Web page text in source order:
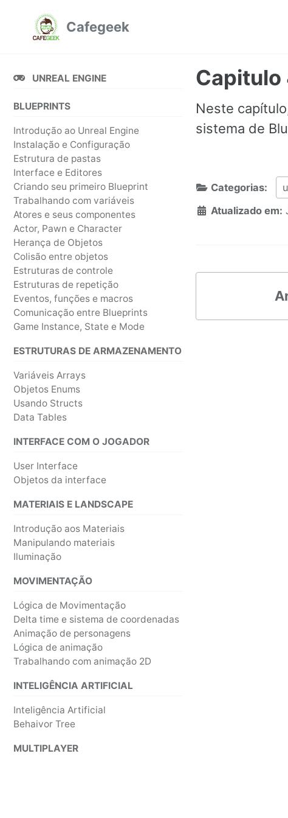
Cafegeek
UNREAL ENGINE
BLUEPRINTS
Introdução ao Unreal Engine
Instalação e Configuração
Estrutura de pastas
Interface e Editores
Criando seu primeiro Blueprint
Trabalhando com variáveis
Atores e seus componentes
Actor, Pawn e Character
Herança de Objetos
Colisão entre objetos
Estruturas de controle
Estruturas de repetição
Eventos, funções e macros
Comunicação entre Blueprints
Game Instance, State e Mode
ESTRUTURAS DE ARMAZENAMENTO
Variáveis Arrays
Objetos Enums
Usando Structs
Data Tables
INTERFACE COM O JOGADOR
User Interface
Objetos da interface
MATERIAIS E LANDSCAPE
Introdução aos Materiais
Manipulando materiais
Iluminação
MOVIMENTAÇÃO
Lógica de Movimentação
Delta time e sistema de coordenadas
Animação de personagens
Lógica de animação
Trabalhando com animação 2D
INTELIGÊNCIA ARTIFICIAL
Inteligência Artificial
Behaivor Tree
MULTIPLAYER
Capitulo
Neste
sistema de
Categorias:
Atualizado em: